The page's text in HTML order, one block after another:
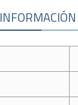
INFORMACIÓN